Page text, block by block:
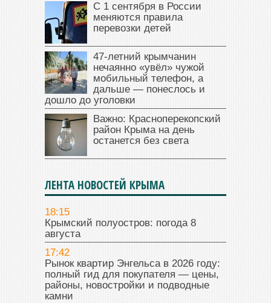
С 1 сентября в России
меняются правила
перевозки детей
47‑летний крымчанин
нечаянно «увёл» чужой
мобильный телефон, а
дальше — понеслось и
дошло до уголовки
Важно: Красноперекопский
район Крыма на день
останется без света
ЛЕНТА НОВОСТЕЙ КРЫМА
18:15
Крымский полуостров: погода 8
августа
17:42
Рынок квартир Энгельса в 2026 году:
полный гид для покупателя — цены,
районы, новостройки и подводные
камни